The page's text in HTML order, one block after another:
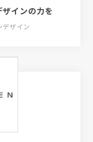
インの力を
ザイン